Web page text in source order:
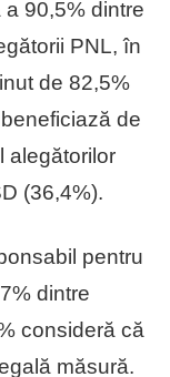
90,5% dintre
PNL, în
de 82,5%
de
alegătorilor
(36,4%).
pentru
dintre
consideră că
măsură.